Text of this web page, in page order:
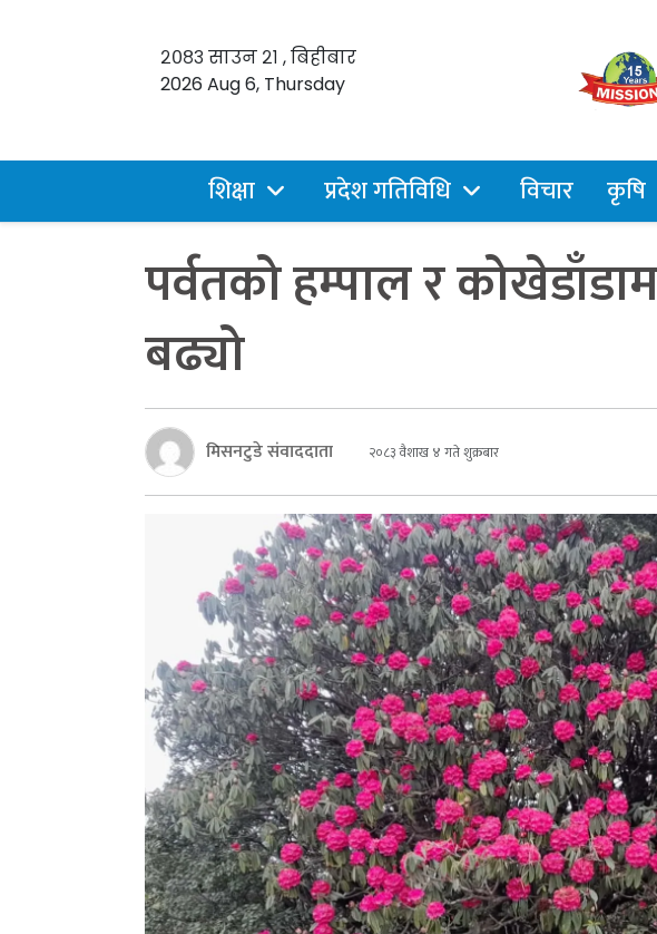
२०८३ साउन २१ , बिहीबार
2026 Aug 6, Thursday
शिक्षा प्रदेश गतिविधि विचार कृषि
पर्वतको हम्पाल र
बढ्यो
मिसनटुडे संवाददाता २०८३ वैशाख ४ गते शुक्रबार